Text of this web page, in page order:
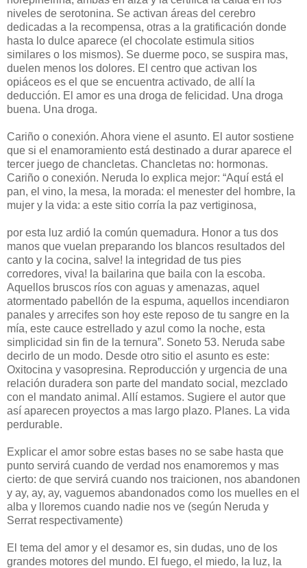
niveles de serotonina. Se activan áreas del cerebro
dedicadas a la recompensa, otras a la gratificación donde
hasta lo dulce aparece (el chocolate estimula sitios
similares o los mismos). Se duerme poco, se suspira mas,
duelen menos los dolores. El centro que activan los
opiáceos es el que se encuentra activado, de allí la
deducción. El amor es una droga de felicidad. Una droga
buena. Una droga.
Cariño o conexión. Ahora viene el asunto. El autor sostiene
que si el enamoramiento está destinado a durar aparece el
tercer juego de chancletas. Chancletas no: hormonas.
Cariño o conexión. Neruda lo explica mejor: “Aquí está el
pan, el vino, la mesa, la morada: el menester del hombre, la
mujer y la vida: a este sitio corría la paz vertiginosa,
por esta luz ardió la común quemadura. Honor a tus dos
manos que vuelan preparando los blancos resultados del
canto y la cocina, salve! la integridad de tus pies
corredores, viva! la bailarina que baila con la escoba.
Aquellos bruscos ríos con aguas y amenazas, aquel
atormentado pabellón de la espuma, aquellos incendiaron
panales y arrecifes son hoy este reposo de tu sangre en la
mía, este cauce estrellado y azul como la noche, esta
simplicidad sin fin de la ternura”. Soneto 53. Neruda sabe
decirlo de un modo. Desde otro sitio el asunto es este:
Oxitocina y vasopresina. Reproducción y urgencia de una
relación duradera son parte del mandato social, mezclado
con el mandato animal. Allí estamos. Sugiere el autor que
así aparecen proyectos a mas largo plazo. Planes. La vida
perdurable.
Explicar el amor sobre estas bases no se sabe hasta que
punto servirá cuando de verdad nos enamoremos y mas
cierto: de que servirá cuando nos traicionen, nos abandonen
y ay, ay, ay, vaguemos abandonados como los muelles en el
alba y lloremos cuando nadie nos ve (según Neruda y
Serrat respectivamente)
El tema del amor y el desamor es, sin dudas, uno de los
grandes motores del mundo. El fuego, el miedo, la luz, la